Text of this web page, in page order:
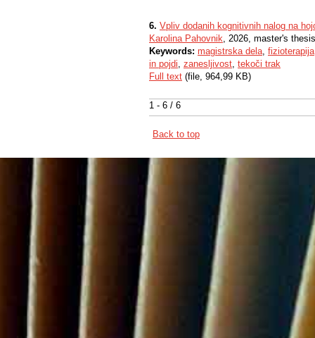
1 - 6 / 6
6. Vpliv dodanih kognitivnih nalog na
Karolina Pahovnik, 2026, master's thesis
Keywords: magistrska dela, fizioterapija
in pojdi, zanesljivost, tekoči trak
Full text (file, 964,99 KB)
Back to top